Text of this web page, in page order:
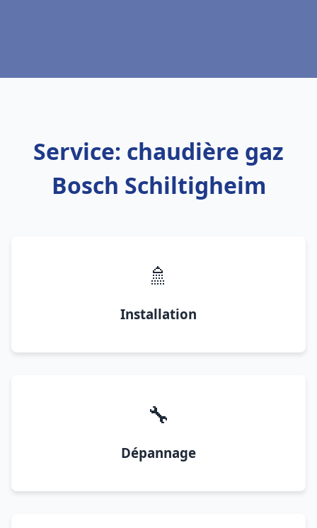
Service: chaudière gaz
Bosch Schiltigheim
🚿
Installation
🔧
Dépannage